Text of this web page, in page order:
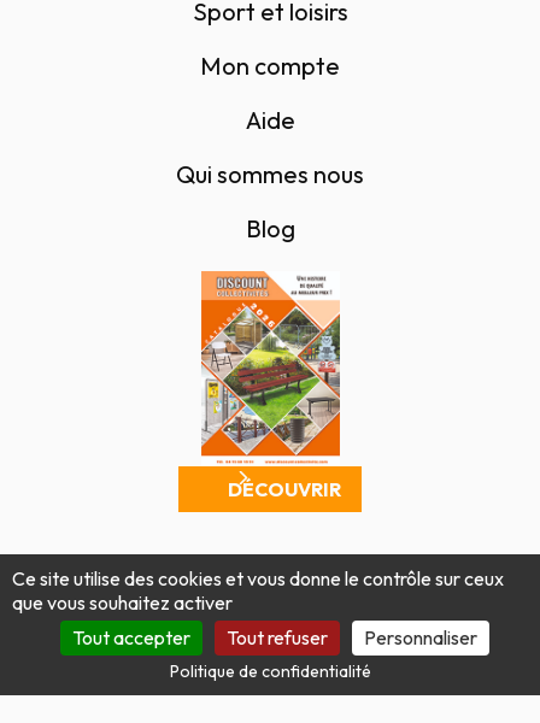
Sport et loisirs
Mon compte
Aide
Qui sommes nous
Blog
DÉCOUVRIR
Mentions légalesPolitique de confidentialité
Conditions générales de vente
Produit par Tout Simplement Digital
Site protégé par reCAPTCHA.Vie privée
Ce site utilise des cookies et vous donne le contrôle sur ceux
que vous souhaitez activer
Tout accepter
Tout refuser Personnaliser
Politique de confidentialité